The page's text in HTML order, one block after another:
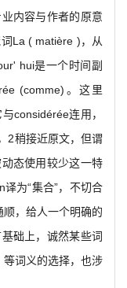
内容与作者的原意
La ( matière )，从
hui是一个时间副
(comme)。这里
considérée连用，
2稍接近原文，但谓
态使用较少这一特
为“集合”，不切合
，给人一个明确的
础上，诚然某些词
词义的选择，也涉